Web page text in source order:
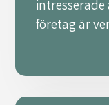
företag är